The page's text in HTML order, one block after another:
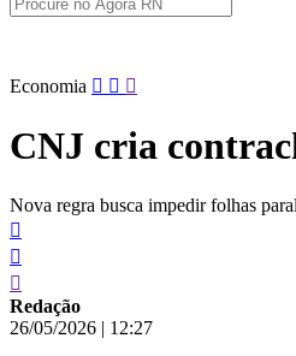
Pular
conteúdo
Economia
CNJ cria
Nova regra busca impedir folhas
Redação
26/05/2026 | 12:27